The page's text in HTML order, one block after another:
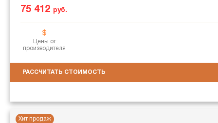
75 412 руб.
Цены от
производителя
РАССЧИТАТЬ СТОИМОСТЬ
Хит продаж